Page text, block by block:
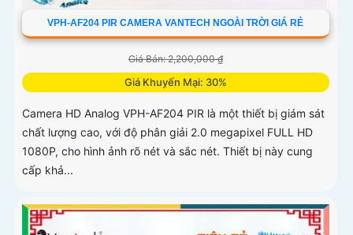
VPH-AF204 PIR CAMERA VANTECH NGOÀI TRỜI GIÁ RẺ
Giá Bán: 2,200,000 ₫
Giá Khuyến Mại: 30%
Camera HD Analog VPH-AF204 PIR là một thiết bị giám sát
chất lượng cao, với độ phân giải 2.0 megapixel FULL HD
1080P, cho hình ảnh rõ nét và sắc nét. Thiết bị này cung
cấp khả...